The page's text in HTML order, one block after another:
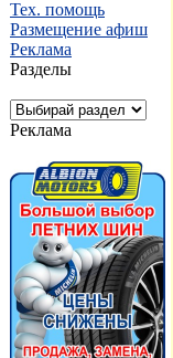
Тех. помощь
Размещение афиш
Реклама
Разделы
Реклама